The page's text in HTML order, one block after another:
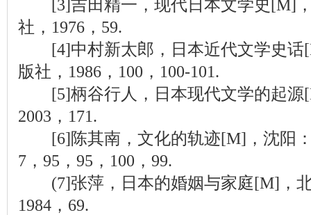
[3]吉田精一，现代日本文学史[M]，
社，1976，59.
[4]中村新太郎，日本近代文学史话
版社，1986，100，100-101.
[5]柄谷行人，日本现代文学的起源
2003，171.
[6]陈其南，文化的轨迹[M]，沈阳：
7，95，95，100，99.
(7]张萍，日本的婚姻与家庭[M]，北
1984，69.